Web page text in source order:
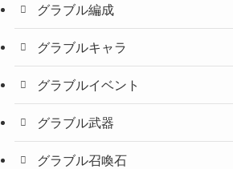
グラブル編成
グラブルキャラ
グラブルイベント
グラブル武器
グラブル召喚石